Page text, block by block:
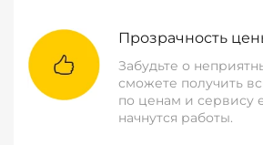
Прозрачность
Забудьте о
сможете получить
по ценам и сервису
начнутся работы.